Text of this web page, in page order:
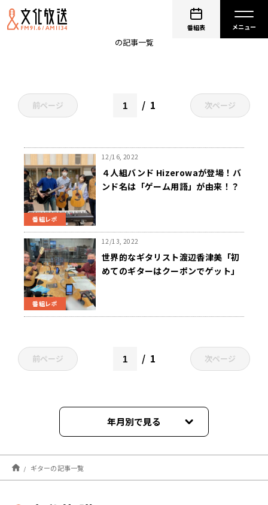
番組表
の記事一覧
前ページ 1 次ページ
番組レポ
12/16, 2022
４人組バンド Hizerowaが登場！バ
ンド名は「ゲーム用語」が由来！？
番組レポ
12/13, 2022
世界的なギタリスト渡辺香津美「初
めてのギターはクーポンでゲット」
前ページ 1 次ページ
年月別で見る
2025年05月
2024年12月
ギターの記事一覧